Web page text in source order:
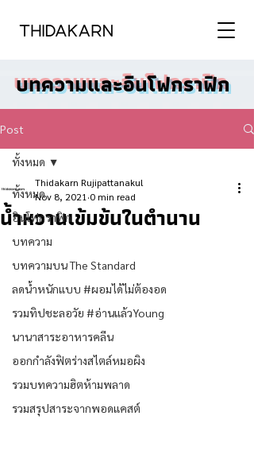
บทความและอินโฟกราฟิก
Post
ทั้งหมด
อินโฟกราฟิก
บทความ
บทความบน The Standard
ลดน้ำหนักแบบ #ผอมได้ไม่ต้องอด
รวมทิปชะลอวัย #อ่านแล้วYoung
นานาสาระอาหารคลีน
ออกกำลังฟิตร่างสไตล์หมอผิง
รวมบทความฮิตห้ามพลาด
รวมสรุปสาระจากพอดแคสต์
ทั้งหมด
น้ำหวานเข้มข้นในตำนาน
Thidakarn Rujipattanakul
Nov 8, 2021 0 min read